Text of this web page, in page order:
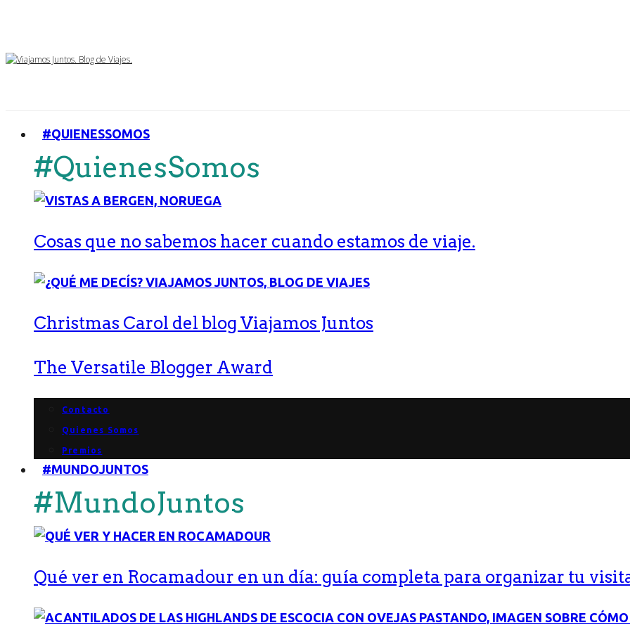
#QUIENESSOMOS
#QuienesSomos
Cosas que no sabemos hacer cuando estamos de viaje.
Christmas Carol del blog Viajamos Juntos
The Versatile Blogger Award
Contacto
Quienes Somos
Premios
#MUNDOJUNTOS
#MundoJuntos
Qué ver en Rocamadour en un día: guía completa para organizar tu